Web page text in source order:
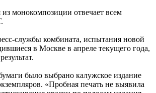
из монокомпозиции отвечает всем
службы комбината, испытания новой
в Москве в апреле текущего года,
было выбрано калужское издание
«Пробная печать не выявила